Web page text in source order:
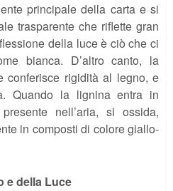
principale della carta e si
trasparente che riflette gran
della luce è ciò che ci
bianca. D’altro canto, la
conferisce rigidità al legno, e
Quando la lignina entra in
nell’aria, si ossida,
in composti di colore giallo-
e della Luce